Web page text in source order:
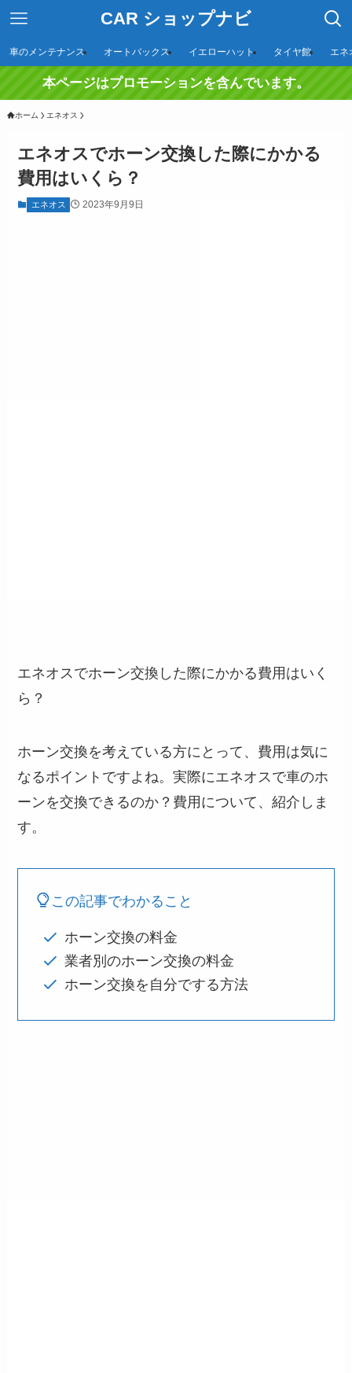
CAR ショップナビ
車のメンテナンス オートバックス イエローハット タイヤ館 エネ
本ページはプロモーションを含んでいます。
ホーム エネオス
エネオスでホーン交換した際にかかる
費用はいくら？
エネオス 2023年9月9日
エネオスでホーン交換した際にかかる費用はいく
ら？
ホーン交換を考えている方にとって、費用は気に
なるポイントですよね。実際にエネオスで車のホ
ーンを交換できるのか？費用について、紹介しま
す。
この記事でわかること
ホーン交換の料金
業者別のホーン交換の料金
ホーン交換を自分でする方法